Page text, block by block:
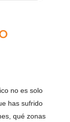
no es solo
has sufrido
qué zonas